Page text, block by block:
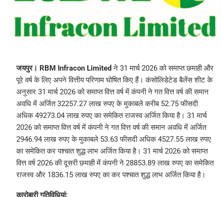
जयपुर। RBM Infracon Limited ने 31 मार्च 2026 को समाप्त छमाही और
पूरे वर्ष के लिए अपने वित्तीय परिणाम घोषित किए हैं। कंसोलिडेटेड बैलेंस शीट के
अनुसार 31 मार्च 2026 को समाप्त वित्त वर्ष में कंपनी ने गत वित्त वर्ष की समान
अवधि में अर्जित 32257.27 लाख रुपए के मुकाबले करीब 52.75 फीसदी
अधिक 49273.04 लाख रुपए का समेकित राजस्व अर्जित किया है। 31 मार्च
2026 को समाप्त वित्त वर्ष में कंपनी ने गत वित्त वर्ष की समान अवधि में अर्जित
2946.94 लाख रुपए के मुकाबले 53.63 फीसदी अधिक 4527.55 लाख रुपए
का समेकित कर पश्चात शुद्ध लाभ अर्जित किया है। 31 मार्च 2026 को समाप्त
वित्त वर्ष 2026 की दूसरी छमाही में कंपनी ने 28853.89 लाख रुपए का समेकित
राजस्व और 1836.15 लाख रुपए का कर पश्चात शुद्ध लाभ अर्जित किया है।
कारोबारी गतिविधियां: